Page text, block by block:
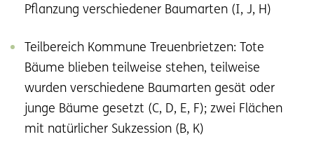
Pflanzung verschiedener Baumarten (I, J, H)
Teilbereich Kommune Treuenbrietzen: Tote
Bäume blieben teilweise stehen, teilweise
wurden verschiedene Baumarten gesät oder
junge Bäume gesetzt (C, D, E, F); zwei Flächen
mit natürlicher Sukzession (B, K)